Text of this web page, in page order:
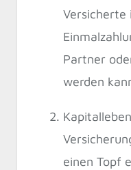
Versicherte
Partner
werden
einen Topf